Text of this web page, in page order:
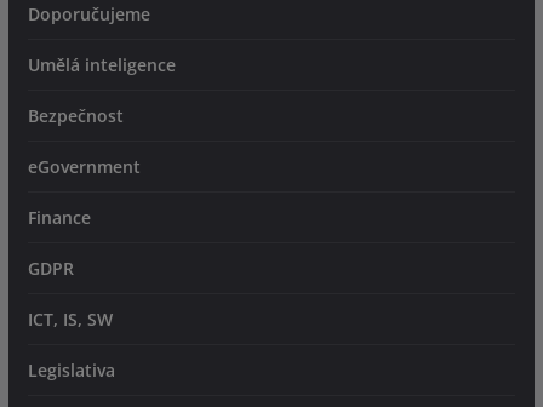
Doporučujeme
Umělá inteligence
Bezpečnost
eGovernment
Finance
GDPR
ICT, IS, SW
Legislativa